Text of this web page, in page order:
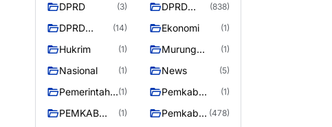
Murung
Raya
DPRD (3)
DPRD
Raya
(838)
DPRD
RAYA
(14) Ekonomi (1)
Hukrim (1)
Murung
(1)
Nasional (1) News (5)
Pemerintaha (1)
Pemkab
Barito Utara
(1)
PEMKAB
(1)
Pemkab
(478)